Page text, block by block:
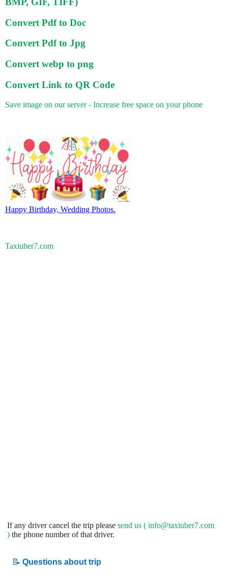
Convert Pdf to Doc
Convert Pdf to Jpg
Convert webp to png
Convert Link to QR Code
Save image on our server - Increase free space on your phone
Happy Birthday, Wedding Photos.
Taxiuber7.com
If any driver cancel the trip please send us ( info@taxiuber7.com
) the phone number of that driver.
📝 Questions about trip